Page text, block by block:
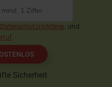
Datenschutzrichtlinie, und
.
Sicherheit